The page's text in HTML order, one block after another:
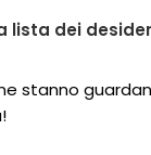
lista dei
stanno